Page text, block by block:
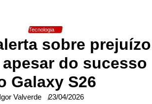
Tecnologia
sobre prejuízo
apesar do sucesso
Galaxy S26
Igor Valverde 23/04/2026